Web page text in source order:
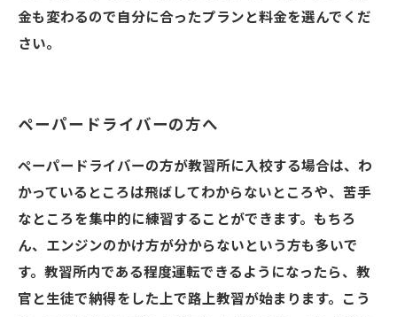
金も変わるので自分に合ったプランと料金を選んでくだ
さい。
ペーパードライバーの方へ
ペーパードライバーの方が教習所に入校する場合は、わ
かっているところは飛ばしてわからないところや、苦手
なところを集中的に練習することができます。もちろ
ん、エンジンのかけ方が分からないという方も多いで
す。教習所内である程度運転できるようになったら、教
官と生徒で納得をした上で路上教習が始まります。こう